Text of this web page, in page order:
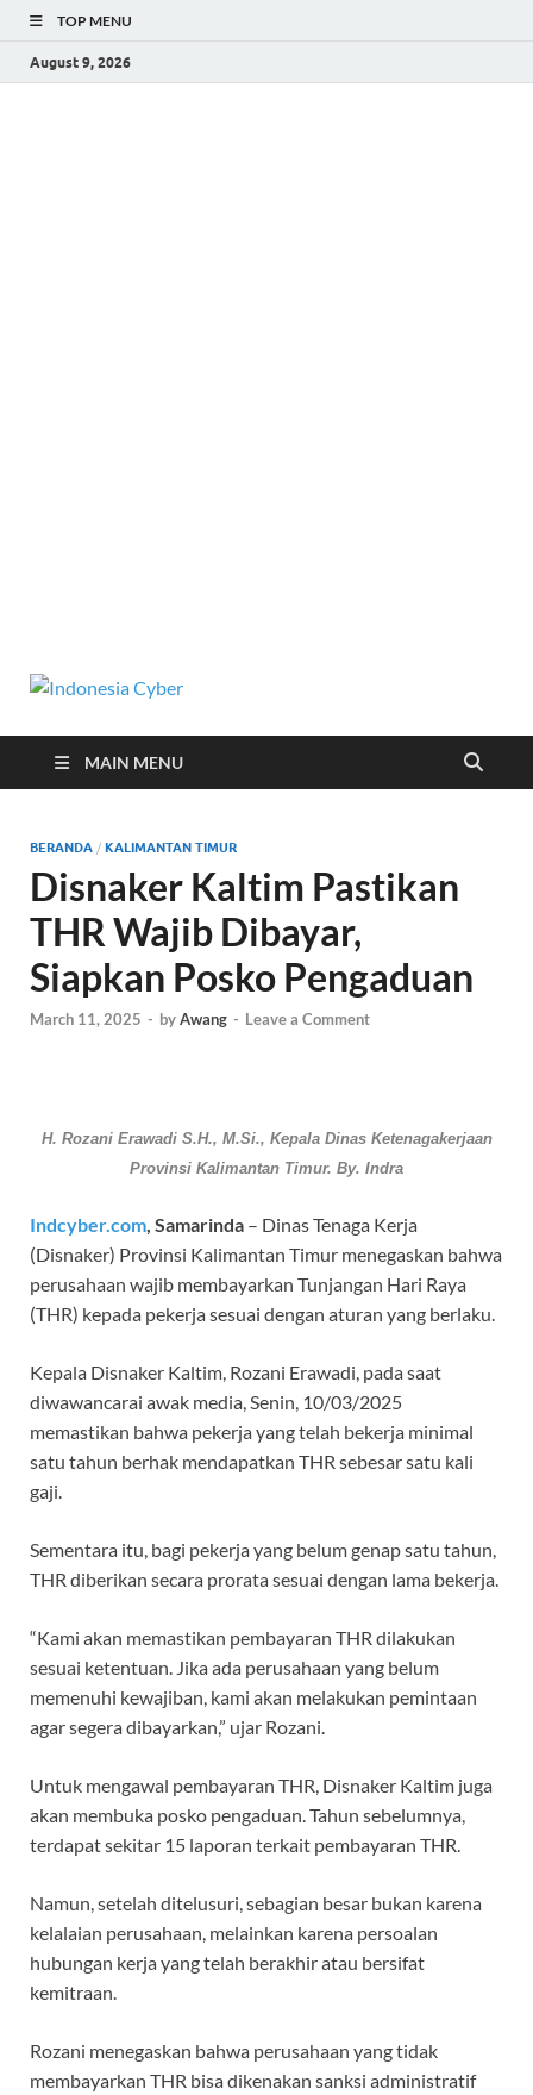
TOP MENU
August 9, 2026
Indonesia
Cyber
MAIN MENU
BERANDA / KALIMANTAN TIMUR
Disnaker Kaltim Pastikan
THR Wajib Dibayar,
Siapkan Posko Pengaduan
March 11, 2025 - byAwang - Leave a Comment
H. Rozani Erawadi S.H., M.Si., Kepala Dinas Ketenagakerjaan
Provinsi Kalimantan Timur. By. Indra
Indcyber.com, Samarinda – Dinas Tenaga Kerja
(Disnaker) Provinsi Kalimantan Timur menegaskan bahwa
perusahaan wajib membayarkan Tunjangan Hari Raya
(THR) kepada pekerja sesuai dengan aturan yang berlaku.
Kepala Disnaker Kaltim, Rozani Erawadi, pada saat
diwawancarai awak media, Senin, 10/03/2025
memastikan bahwa pekerja yang telah bekerja minimal
satu tahun berhak mendapatkan THR sebesar satu kali
gaji.
Sementara itu, bagi pekerja yang belum genap satu tahun,
THR diberikan secara prorata sesuai dengan lama bekerja.
“Kami akan memastikan pembayaran THR dilakukan
sesuai ketentuan. Jika ada perusahaan yang belum
memenuhi kewajiban, kami akan melakukan pemintaan
agar segera dibayarkan,” ujar Rozani.
Untuk mengawal pembayaran THR, Disnaker Kaltim juga
akan membuka posko pengaduan. Tahun sebelumnya,
terdapat sekitar 15 laporan terkait pembayaran THR.
Namun, setelah ditelusuri, sebagian besar bukan karena
kelalaian perusahaan, melainkan karena persoalan
hubungan kerja yang telah berakhir atau bersifat
kemitraan.
Rozani menegaskan bahwa perusahaan yang tidak
membayarkan THR bisa dikenakan sanksi administratif